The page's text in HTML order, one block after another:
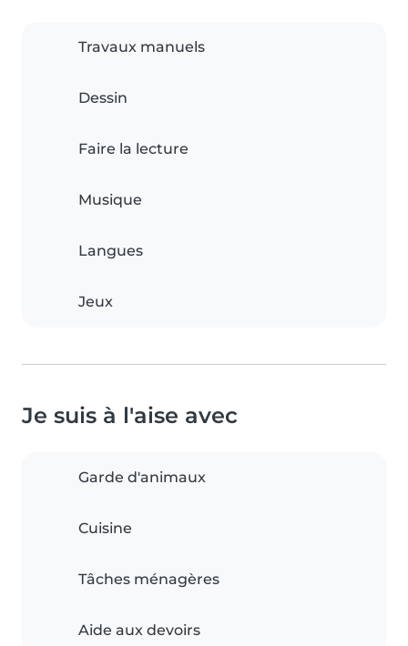
Travaux manuels
Dessin
Faire la lecture
Musique
Langues
Jeux
Je suis à l'aise avec
Garde d'animaux
Cuisine
Tâches ménagères
Aide aux devoirs